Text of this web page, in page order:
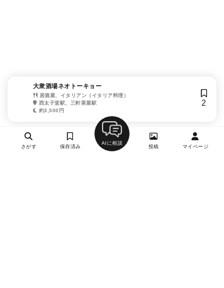
大衆酒場ネオトーキョー
居酒屋、イタリアン（イタリア料理）
西太子堂駅、三軒茶屋駅
約3,500円
2
さがす 保存済み
AIに相談
投稿 マイページ